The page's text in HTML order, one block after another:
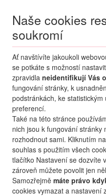
Naše cookies
soukromí
Ať navštívíte jakoukoli
se potkáte s možností
zpravidla neidentifikují Vás
fungování stránky, k
podstránkách, ke
preferencí.
Také na této stránce
nich jsou k fungování
rozhodnout sami. Kliknutím
souhlas s použitím všech
tlačítko Nastavení se dozvíte
zároveň můžete povolit jen
Samozřejmě máte právo
cookies vymazat a nastavení
Menu
Destinace nerozhoduje
09.08.-...• 2 osoby
Od nejoblíbenějšího Od
Od nejbližšího termínu
Probíhá